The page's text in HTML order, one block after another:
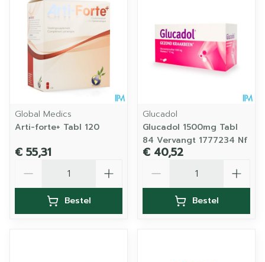
Global Medics
Arti-forte+ Tabl 120
€ 55,31
Bestel
Glucadol
Glucadol 1500mg Tabl
84 Vervangt 1777234 Nf
€ 40,52
Bestel